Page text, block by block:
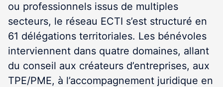
ou professionnels issus de multiples
secteurs, le réseau ECTI s’est structuré en
61 délégations territoriales. Les bénévoles
interviennent dans quatre domaines, allant
du conseil aux créateurs d’entreprises, aux
TPE/PME, à l’accompagnement juridique en